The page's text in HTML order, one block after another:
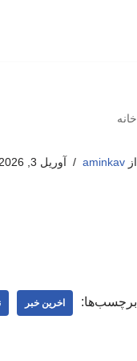
خانه
ازaminkav آوریل 3, 2026
برچسب‌ها: اخرین خبر